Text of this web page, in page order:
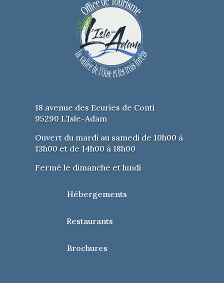
18 avenue des Ecuries de Conti
95290 L’Isle-Adam
Ouvert du mardi au samedi de 10h00 à
13h00 et de 14h00 à 18h00
Fermé le dimanche et lundi
Hébergements
Restaurants
Brochures